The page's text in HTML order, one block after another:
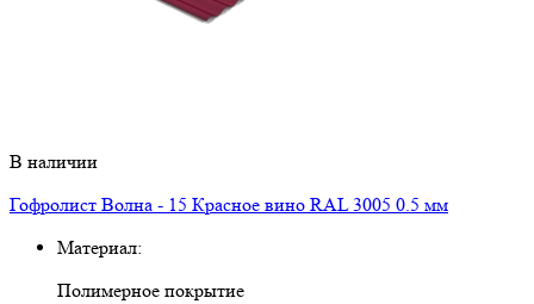
В наличии
Гофролист Волна - 15 Красное вино RAL 3005 0.5 мм
Материал:
Полимерное покрытие